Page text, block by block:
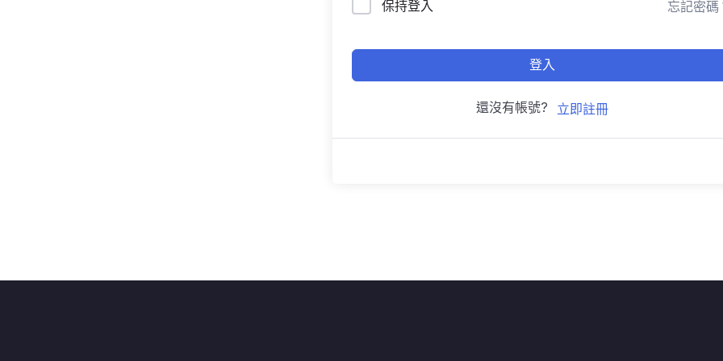
保持登入 忘記密碼
登入
還沒有帳號? 立即註冊